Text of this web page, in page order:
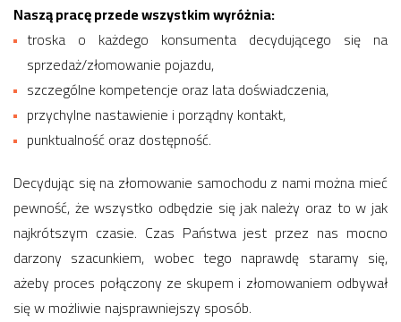
Naszą pracę przede wszystkim wyróżnia:
troska o każdego konsumenta decydującego się na
sprzedaż/złomowanie pojazdu,
szczególne kompetencje oraz lata doświadczenia,
przychylne nastawienie i porządny kontakt,
punktualność oraz dostępność.
Decydując się na złomowanie samochodu z nami można mieć
pewność, że wszystko odbędzie się jak należy oraz to w jak
najkrótszym czasie. Czas Państwa jest przez nas mocno
darzony szacunkiem, wobec tego naprawdę staramy się,
ażeby proces połączony ze skupem i złomowaniem odbywał
się w możliwie najsprawniejszy sposób.